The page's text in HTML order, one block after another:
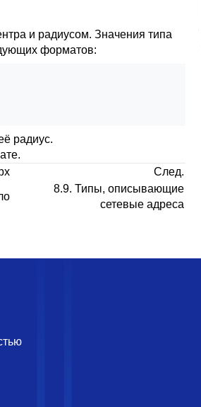
и радиусом. Значения типа
форматов:
радиус.
След.
8.9. Типы, описывающие
сетевые адреса